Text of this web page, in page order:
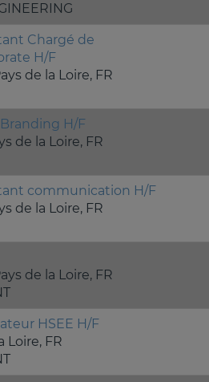
Chargé de
H/F
de la Loire, FR
Branding H/F
de la Loire, FR
communication H/F
de la Loire, FR
de la Loire, FR
HSEE H/F
Loire, FR